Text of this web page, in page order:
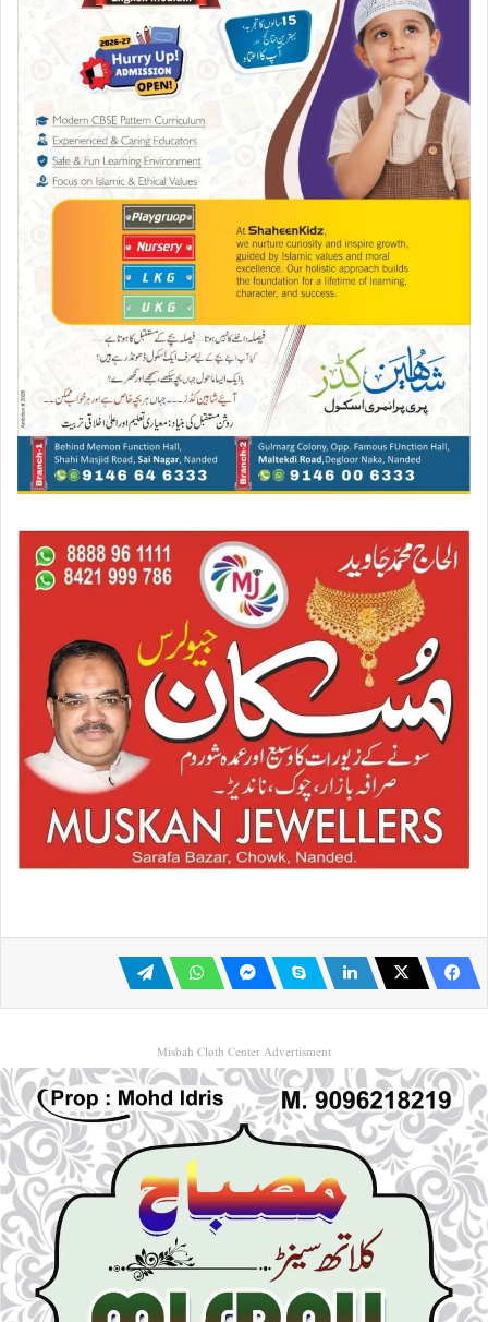
Misbah Cloth Center Advertisment